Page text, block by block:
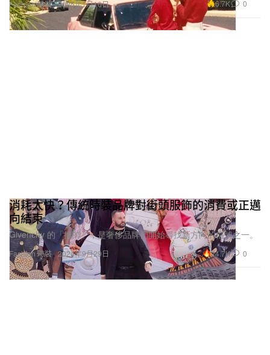
Fashion 時裝 2025年1月10日 6.7K 0
Fashion 時裝
消耗太快？傳統時裝品牌對街頭服飾的消費或正邁
向結束
Givenchy 的「換帥」，是奢侈品牌們開始尋找新方向的信號之一。
2024年9月29日 24.7K 0